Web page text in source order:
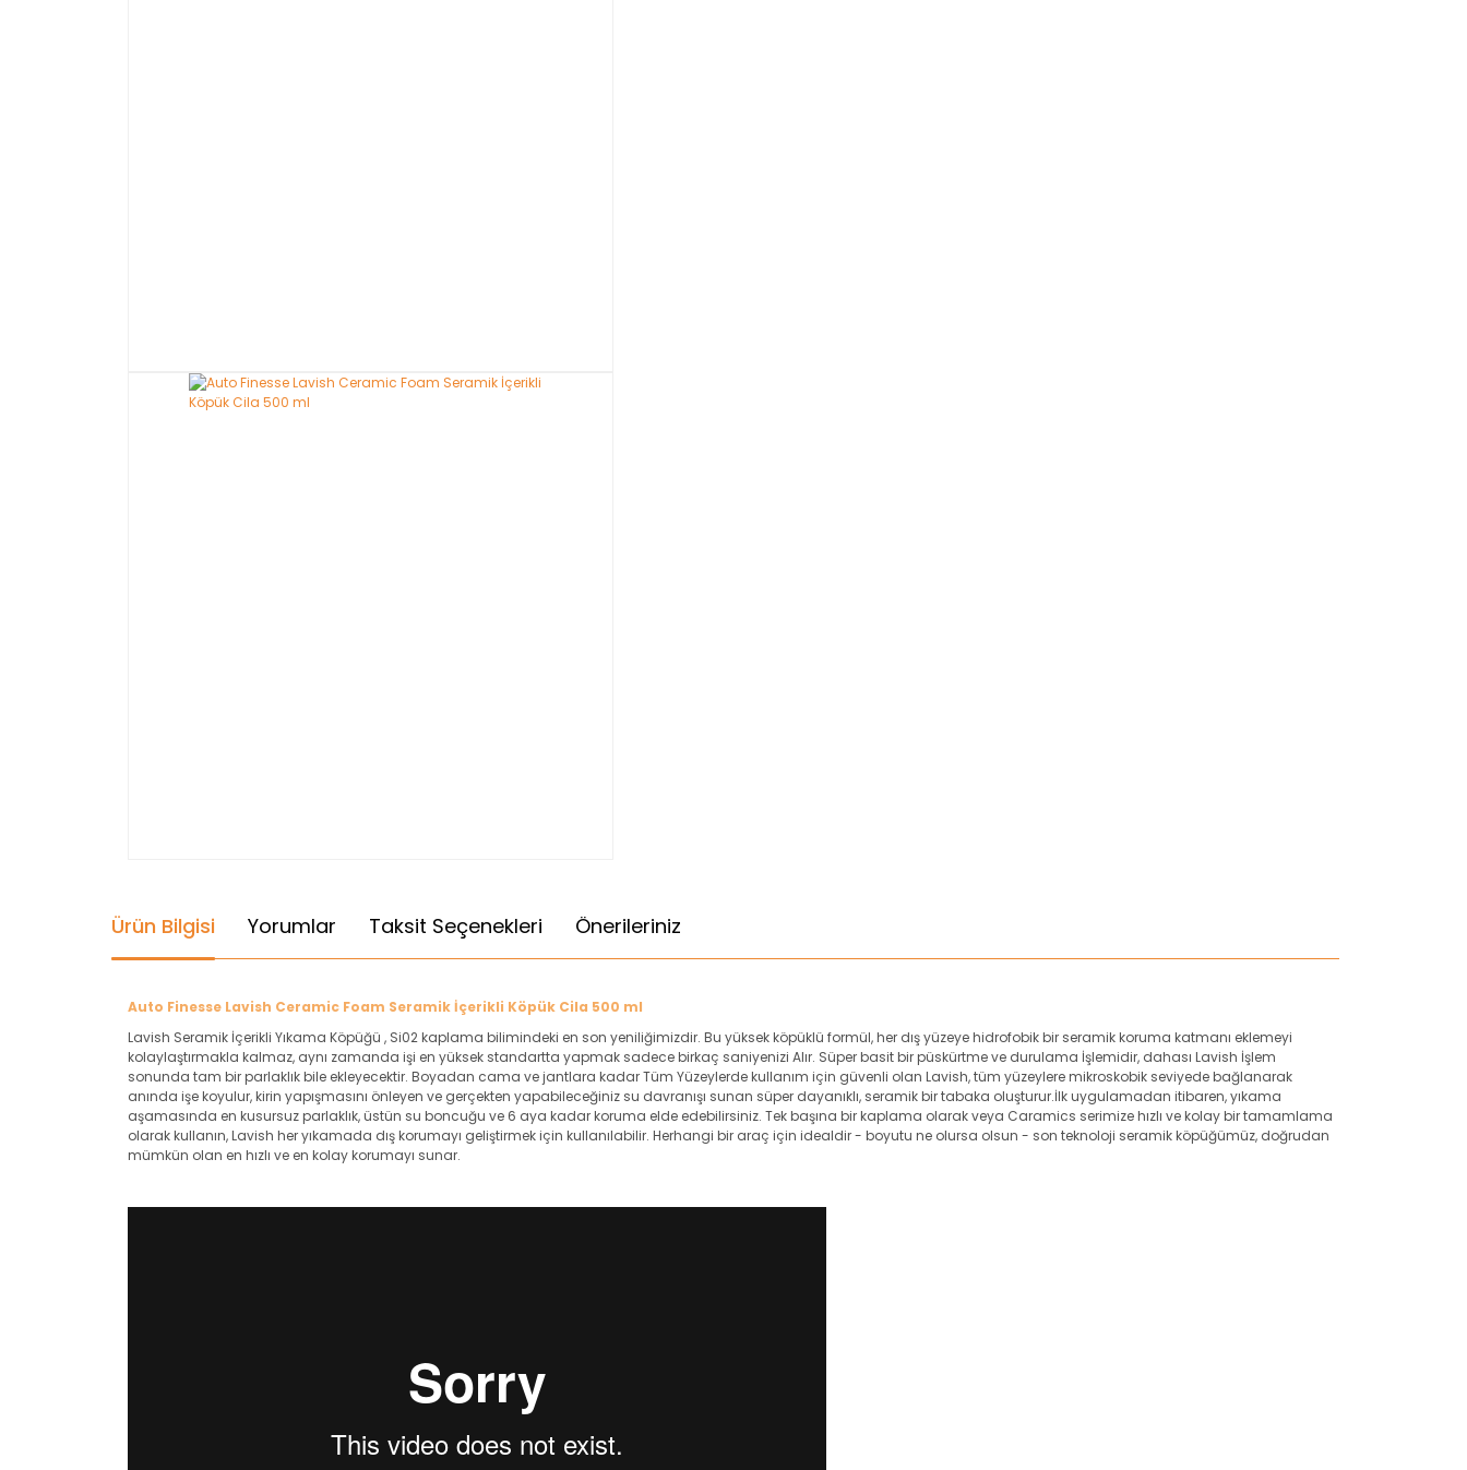
Ürün Bilgisi Yorumlar Taksit Seçenekleri Önerileriniz
Auto Finesse Lavish Ceramic Foam Seramik İçerikli Köpük Cila 500 ml
Lavish Seramik İçerikli Yıkama Köpüğü , Si02 kaplama bilimindeki en son yeniliğimizdir. Bu yüksek köpüklü formül, her dış yüzeye hidrofobik bir seramik koruma katmanı eklemeyi
kolaylaştırmakla kalmaz, aynı zamanda işi en yüksek standartta yapmak sadece birkaç saniyenizi Alır. Süper basit bir püskürtme ve durulama İşlemidir, dahası Lavish İşlem
sonunda tam bir parlaklık bile ekleyecektir. Boyadan cama ve jantlara kadar Tüm Yüzeylerde kullanım için güvenli olan Lavish, tüm yüzeylere mikroskobik seviyede bağlanarak
anında işe koyulur, kirin yapışmasını önleyen ve gerçekten yapabileceğiniz su davranışı sunan süper dayanıklı, seramik bir tabaka oluşturur.İlk uygulamadan itibaren, yıkama
aşamasında en kusursuz parlaklık, üstün su boncuğu ve 6 aya kadar koruma elde edebilirsiniz. Tek başına bir kaplama olarak veya Caramics serimize hızlı ve kolay bir tamamlama
olarak kullanın, Lavish her yıkamada dış korumayı geliştirmek için kullanılabilir. Herhangi bir araç için idealdir - boyutu ne olursa olsun - son teknoloji seramik köpüğümüz, doğrudan
mümkün olan en hızlı ve en kolay korumayı sunar.